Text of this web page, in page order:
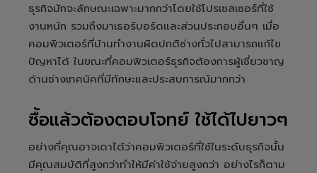
ธุรกิจมักจะลักษณะเฉพาะมากกว่าโดยใช้โปรเซสเซอร์ที่ใช้
งานหนัก รวมถึงมาเธอร์บอร์ดและส่วนประกอบอื่นๆ เมื่อ
คอมพิวเตอร์ที่บ้านทำงานผิดปกติช่างทั่วไปสามารถแก้ไข
ปัญหาได้ ในขณะที่คอมพิวเตอร์ธุรกิจต้องการผู้เชี่ยวชาญ
ด้านช่างเทคนิคที่มีทักษะและประสบการณ์มากกว่า
ซื้อแล้วต้องตอบโจทย์ ใช้ได้ไปยาวๆ
อย่างที่คุณอาจเดาได้ว่าคอมพิวเตอร์ที่ใช้ในระดับธุรกิจนั้น
มีคุณสมบัติที่สูงกว่าทำให้มีค่าใช้จ่ายสูงกว่า อย่างไรก็ตาม